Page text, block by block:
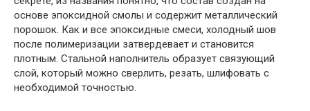
основе эпоксидной смолы и содержит металлический
порошок. Как и все эпоксидные смеси, холодный шов
после полимеризации затвердевает и становится
плотным. Стальной наполнитель образует связующий
слой, который можно сверлить, резать, шлифовать с
необходимой точностью.